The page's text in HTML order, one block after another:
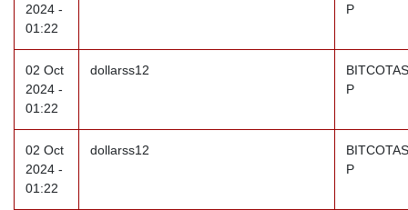
2024 -
01:22
P
02 Oct
2024 -
01:22
dollarss12
P
02 Oct
2024 -
01:22
dollarss12
P